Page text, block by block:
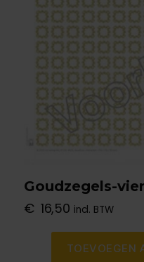
Goudzegels-
€ 16,50 incl. BTW
TOEVOEGEN